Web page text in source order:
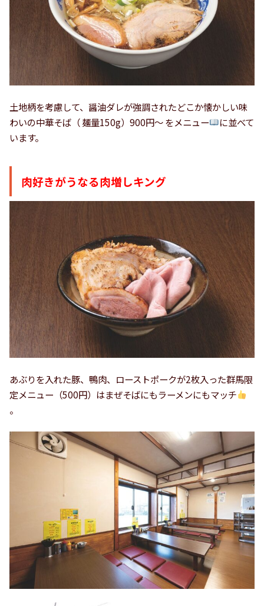
土地柄を考慮して、醤油ダレが強調されたどこか懐かしい味
わいの中華そば（ 麺量150g）900円～ をメニュー
に並べて
います。
肉好きがうなる肉増しキング
あぶりを入れた豚、鴨肉、ローストポークが2枚入った群馬限
定メニュー（500円）はまぜそばにもラーメンにもマッチ
。